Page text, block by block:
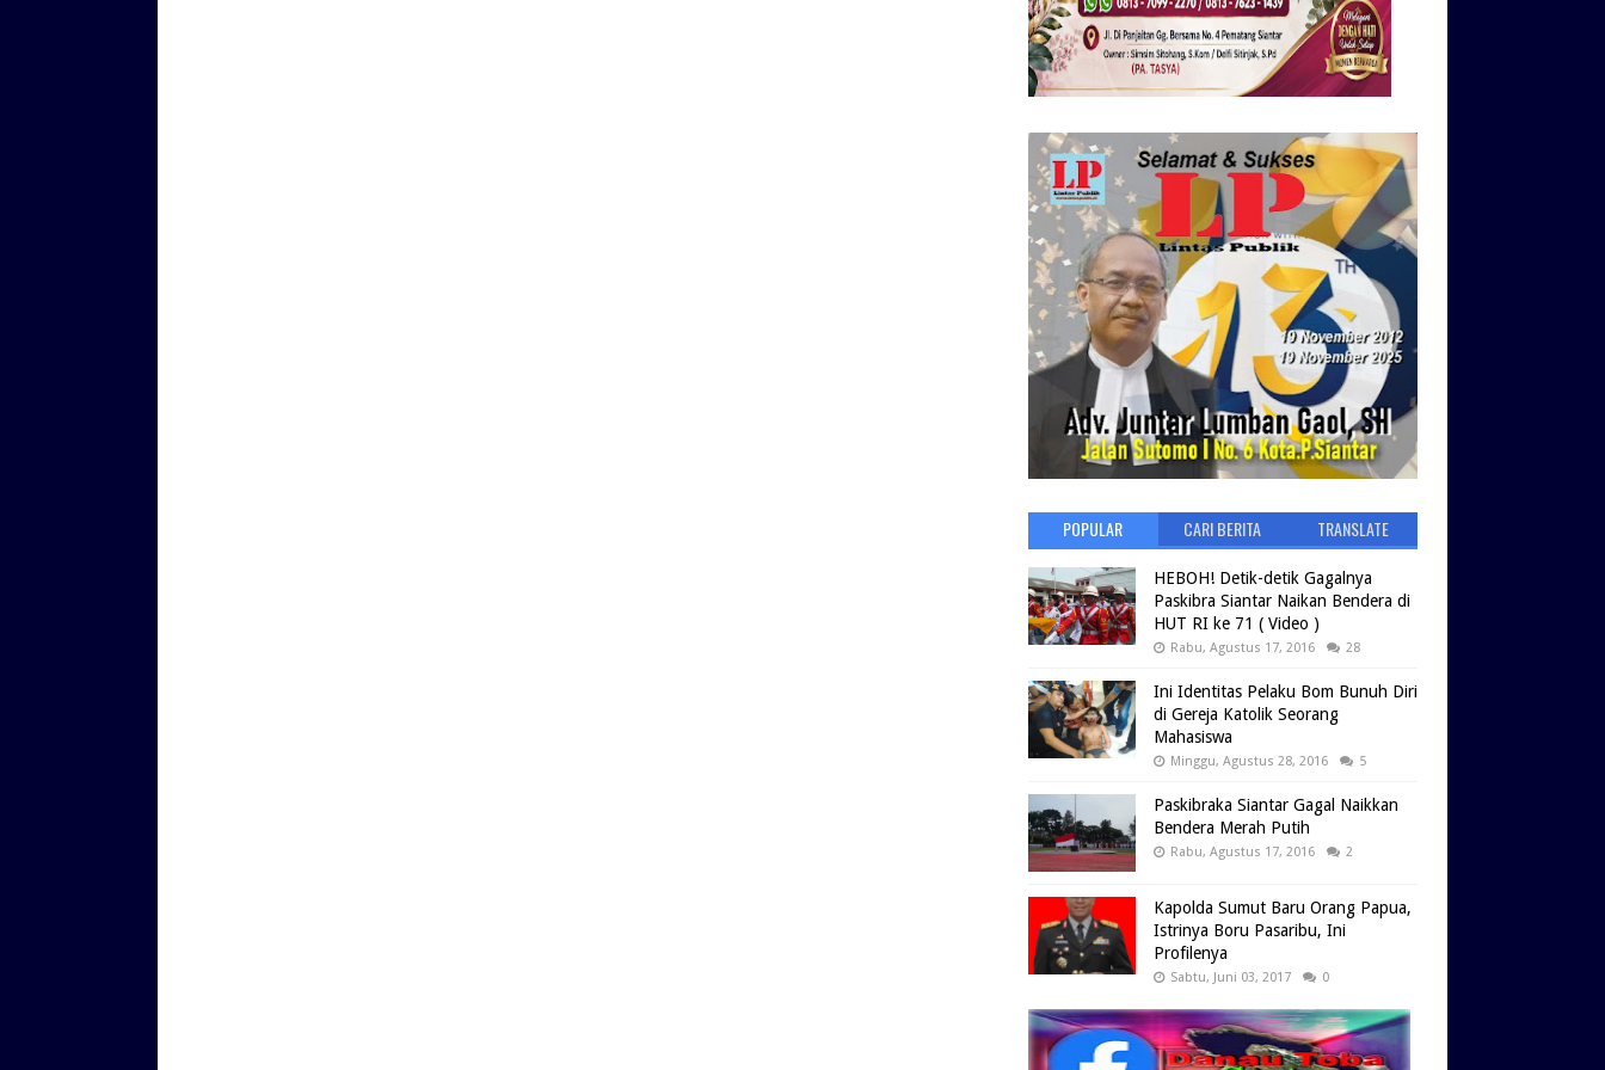
POPULAR CARI BERITA TRANSLATE
HEBOH! Detik-detik Gagalnya
Paskibra Siantar Naikan Bendera di
HUT RI ke 71 ( Video )
Rabu, Agustus 17, 2016 28
Ini Identitas Pelaku Bom Bunuh Diri
di Gereja Katolik Seorang
Mahasiswa
Minggu, Agustus 28, 2016 5
Paskibraka Siantar Gagal Naikkan
Bendera Merah Putih
Rabu, Agustus 17, 2016 2
Kapolda Sumut Baru Orang Papua,
Istrinya Boru Pasaribu, Ini
Profilenya
Sabtu, Juni 03, 2017 0